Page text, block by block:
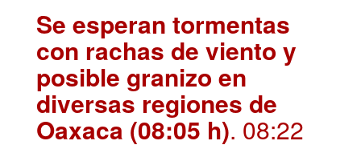
Se esperan tormentas
con rachas de viento y
posible granizo en
diversas regiones de
Oaxaca (08:05 h). 08:22